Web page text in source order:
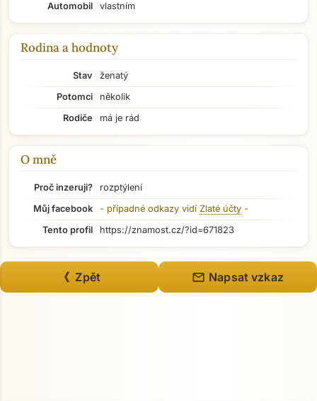
Přejít na hlavní obsah
Automobil
vlastním
Rodina a hodnoty
Stav
ženatý
Potomci
několik
Rodiče
má je rád
O mně
Proč inzeruji?
rozptýlení
Můj facebook
- případné odkazy vidí Zlaté účty -
Tento profil
https://znamost.cz/?id=671823
《 Zpět mail Napsat vzkaz